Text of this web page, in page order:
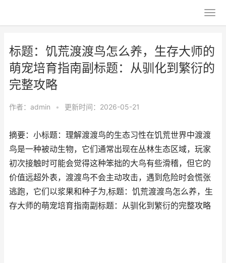
标题：饥荒渡渡鸟怎么养，生存大师的
萌宠培育指南副标题：从驯化到繁衍的
完整攻略
作者： admin • 更新时间：2026-05-21
摘要：小标题：理解渡渡鸟的生态习性在饥荒世界中渡渡
鸟是一种被动生物，它们通常出现在丛林生态区域，玩家
初次接触时可能会觉得这种笨拙的大鸟有些滑稽，但它的
价值远超外表，渡渡鸟不会主动攻击，遇到危险时会慌张
逃跑，它们以浆果和种子为,标题：饥荒渡渡鸟怎么养，生
存大师的萌宠培育指南副标题：从驯化到繁衍的完整攻略